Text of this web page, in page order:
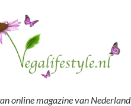
online magazine van Nederland